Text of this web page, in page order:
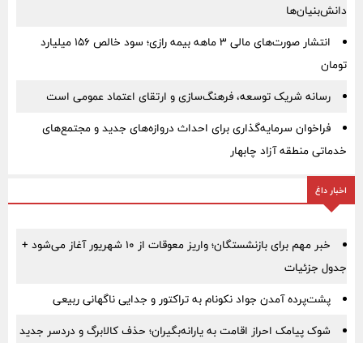
دانش‌بنیان‌ها
انتشار صورت‌های مالی ۳ ماهه بیمه رازی؛ سود خالص ۱۵۶ میلیارد
تومان
رسانه شریک توسعه، فرهنگ‌سازی و ارتقای اعتماد عمومی است
فراخوان سرمایه‌گذاری برای احداث دروازه‌های جدید و مجتمع‌های
خدماتی منطقه آزاد چابهار
اخبار داغ
خبر مهم برای بازنشستگان؛ واریز معوقات از ۱۰ شهریور آغاز می‌شود +
جدول جزئیات
پشت‌پرده آمدن جواد نکونام به تراکتور و جدایی ناگهانی ربیعی
شوک پیامک احراز اقامت به یارانه‌بگیران؛ حذف کالابرگ و دردسر جدید